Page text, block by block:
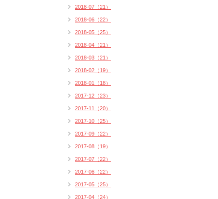
2018-07（21）
2018-06（22）
2018-05（25）
2018-04（21）
2018-03（21）
2018-02（19）
2018-01（18）
2017-12（23）
2017-11（20）
2017-10（25）
2017-09（22）
2017-08（19）
2017-07（22）
2017-06（22）
2017-05（25）
2017-04（24）